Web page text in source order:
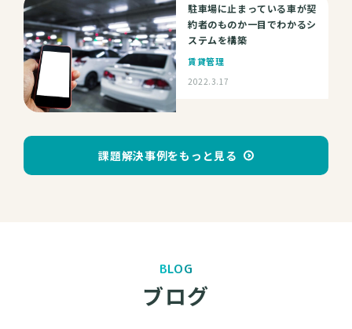
駐車場に止まっている車が契
約者のものか一目でわかるシ
ステムを構築
賃貸管理
2022.3.17
課題解決事例をもっと見る
BLOG
ブログ